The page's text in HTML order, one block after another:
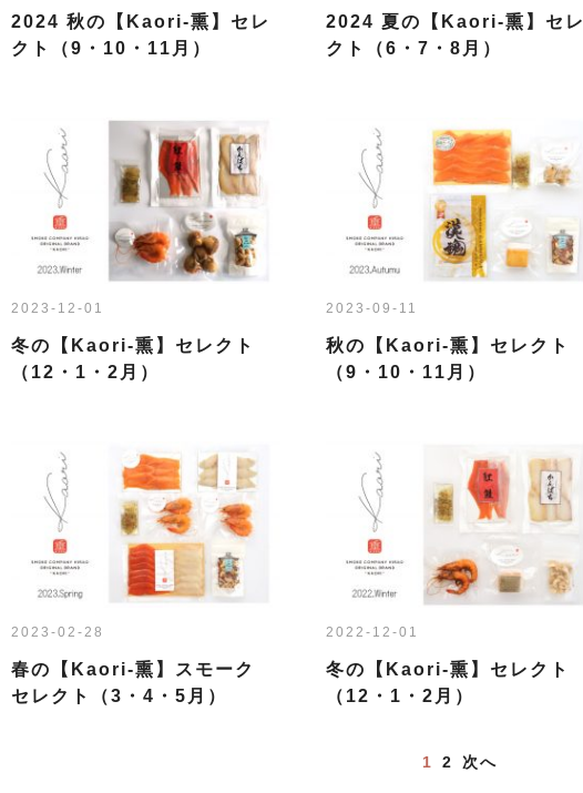
2024 秋の【Kaori-熏】セレ
クト（9・10・11月）
2024 夏の【Kaori-熏】セレ
クト（6・7・8月）
2023-12-01
冬の【Kaori-熏】セレクト
（12・1・2月）
2023-09-11
秋の【Kaori-熏】セレクト
（9・10・11月）
2023-02-28
春の【Kaori-熏】スモーク
セレクト（3・4・5月）
2022-12-01
冬の【Kaori-熏】セレクト
（12・1・2月）
1 2 次へ